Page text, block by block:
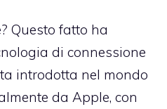
Questo fatto ha
di connessione
introdotta nel mondo
da Apple, con